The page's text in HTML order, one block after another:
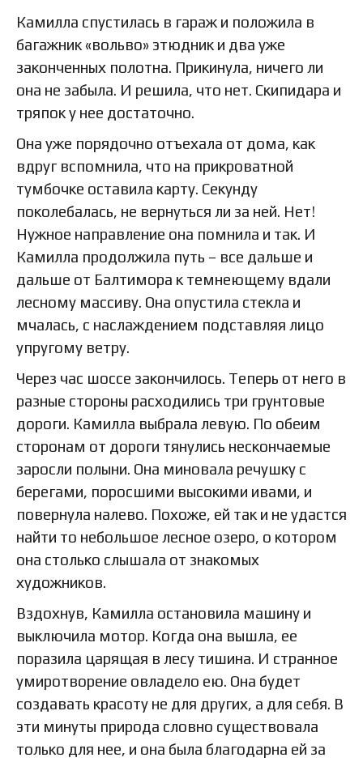
Камилла спустилась в гараж и положила в
багажник «вольво» этюдник и два уже
законченных полотна. Прикинула, ничего ли
она не забыла. И решила, что нет. Скипидара и
тряпок у нее достаточно.
Она уже порядочно отъехала от дома, как
вдруг вспомнила, что на прикроватной
тумбочке оставила карту. Секунду
поколебалась, не вернуться ли за ней. Нет!
Нужное направление она помнила и так. И
Камилла продолжила путь – все дальше и
дальше от Балтимора к темнеющему вдали
лесному массиву. Она опустила стекла и
мчалась, с наслаждением подставляя лицо
упругому ветру.
Через час шоссе закончилось. Теперь от него в
разные стороны расходились три грунтовые
дороги. Камилла выбрала левую. По обеим
сторонам от дороги тянулись нескончаемые
заросли полыни. Она миновала речушку с
берегами, поросшими высокими ивами, и
повернула налево. Похоже, ей так и не удастся
найти то небольшое лесное озеро, о котором
она столько слышала от знакомых
художников.
Вздохнув, Камилла остановила машину и
выключила мотор. Когда она вышла, ее
поразила царящая в лесу тишина. И странное
умиротворение овладело ею. Она будет
создавать красоту не для других, а для себя. В
эти минуты природа словно существовала
только для нее, и она была благодарна ей за